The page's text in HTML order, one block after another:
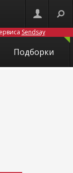
Sendsay
Подборки